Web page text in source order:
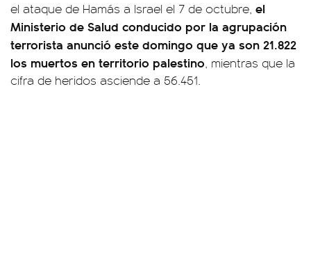
el ataque de Hamás a Israel el 7 de octubre, el
Ministerio de Salud conducido por la agrupación
terrorista anunció este domingo que ya son 21.822
los muertos en territorio palestino, mientras que la
cifra de heridos asciende a 56.451.